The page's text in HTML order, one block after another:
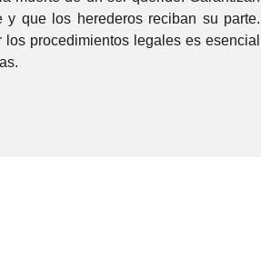
que los herederos reciban su parte.
procedimientos legales es esencial